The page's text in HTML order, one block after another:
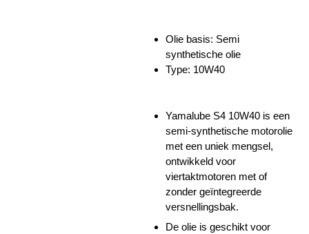
Olie basis: Semi
synthetische olie
Type: 10W40
Yamalube S4 10W40 is een
semi-synthetische motorolie
met een uniek mengsel,
ontwikkeld voor
viertaktmotoren met of
zonder geïntegreerde
versnellingsbak.
De olie is geschikt voor